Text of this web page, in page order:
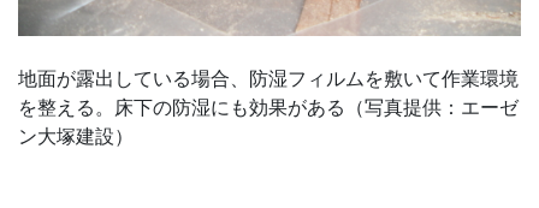
地面が露出している場合、防湿フィルムを敷いて作業環境
を整える。床下の防湿にも効果がある（写真提供：エーゼ
ン大塚建設）